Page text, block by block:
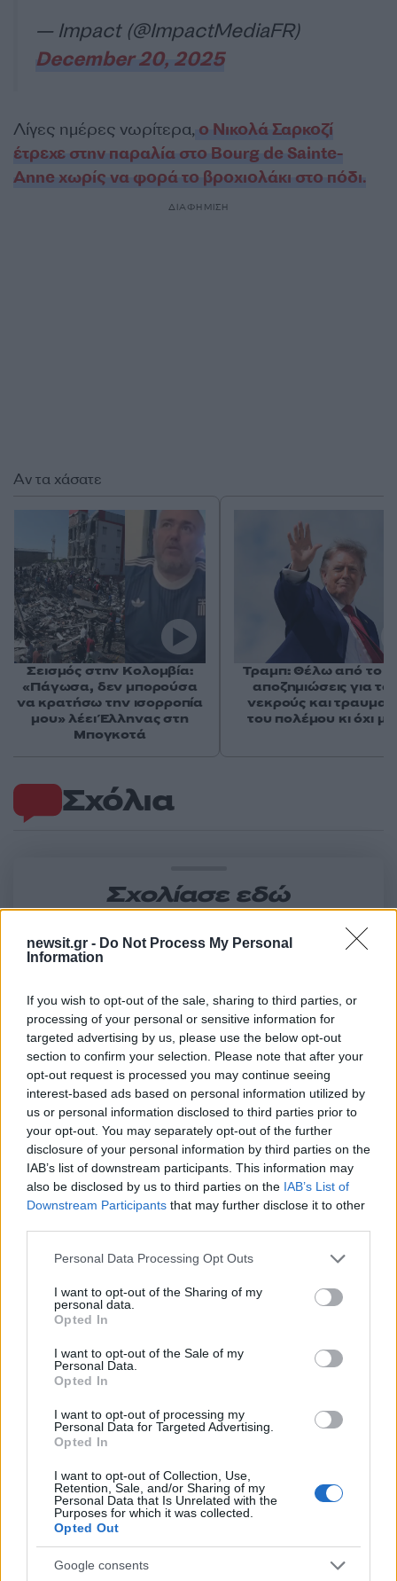
newsit.gr - Do Not Process My Personal
Information
If you wish to opt-out of the sale, sharing to third parties, or
processing of your personal or sensitive information for
targeted advertising by us, please use the below opt-out
section to confirm your selection. Please note that after your
opt-out request is processed you may continue seeing
interest-based ads based on personal information utilized by
us or personal information disclosed to third parties prior to
your opt-out. You may separately opt-out of the further
disclosure of your personal information by third parties on the
IAB’s list of downstream participants. This information may
also be disclosed by us to third parties on the IAB’s List of
Downstream Participants that may further disclose it to other
Please note that this website/app uses one or more Google
not limited to your visit or usage behaviour. You may click to
grant or deny consent to Google and its third-party tags to
use your data for below specified purposes in below Google
consent section.
Personal Data Processing Opt Outs
I want to opt-out of the Sharing of my
personal data.
Opted In
I want to opt-out of the Sale of my
Personal Data.
Opted In
I want to opt-out of processing my
Personal Data for Targeted Advertising.
Opted In
I want to opt-out of Collection, Use,
Retention, Sale, and/or Sharing of my
Personal Data that Is Unrelated with the
Purposes for which it was collected.
Opted Out
Google consents
— Impact (@ImpactMediaFR)
December 20, 2025
Λίγες ημέρες νωρίτερα, ο Νικολά Σαρκοζί
έτρεχε στην παραλία στο Bourg de Sainte-
Anne χωρίς να φορά το βροχιολάκι στο πόδι.
ΔΙΑΦΗΜΙΣΗ
Σχόλια
Σχολίασε εδώ
50 /50
2000 /2000
Υποβολή σχολίου
Όροι Χρήσης . Το site προστατεύεται από reCAPTCHA, ισχύουν
Πολιτική Απορρήτου
Όροι Χρήσης της Google.
Κόσμος
ΝΙΚΟΛΑ ΣΑΡΚΟΖΙ
Share:
ενημερωθείτε πρώτοι για όλη την ειδησεογραφία και τα
τελευταία νέατης ημέρας
Αν τα χάσατε
Σεισμός στην Κολομβία:
«Πάγωσα, δεν μπορούσα
να κρατήσω την ισορροπία
μου» λέει Έλληνας στη
Μπογκοτά
Τραμπ: Θέλω από το
αποζημιώσεις για
νεκρούς και
του πολέμου κι όχι
Πιο δημοφιλή
Κουβαρά: Παραδόθηκαν στις φλόγες
κτηνοτροφικές μονάδες – Εκκενώθηκε ο
Άγιος Στυλιανός
Η Μαρία Καρυστιανού απαντά για τις
μαζικές αποχωρήσεις: Είχαμε αντιληφθεί
το παρακίνημα, ο Θανάσης Αυγερινός μας